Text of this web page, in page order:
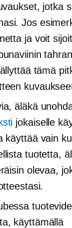
jotka
Jos
ja voit
tämä
äläkä
jokaiselle
käyttää vain
tuotetta,
olevaa,
käyttämällä